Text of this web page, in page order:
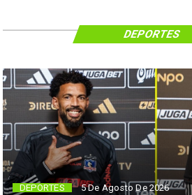
DEPORTES 5 De Agosto De 2026
DEPORTES